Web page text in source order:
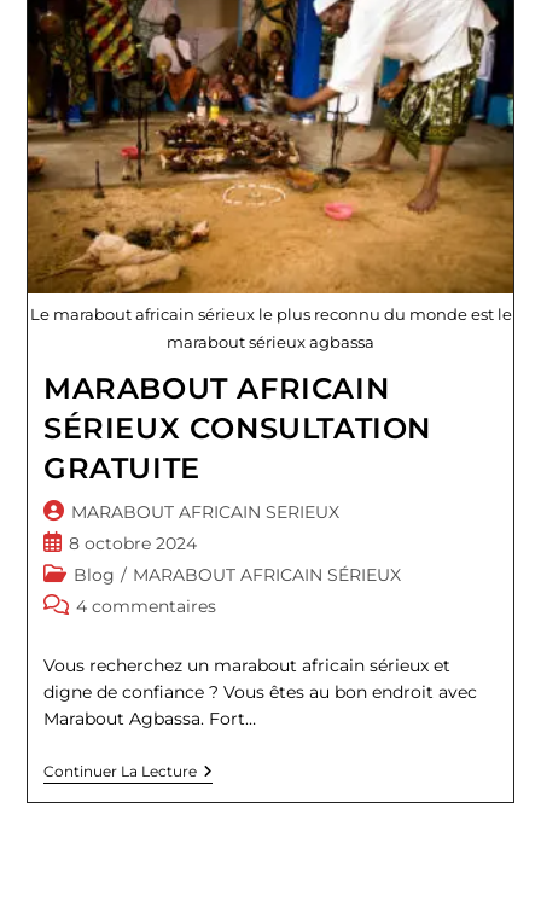
Le marabout africain sérieux le plus reconnu du monde est le
marabout sérieux agbassa
MARABOUT AFRICAIN
SÉRIEUX CONSULTATION
GRATUITE
Auteur/autrice
de
la
publication :
MARABOUT AFRICAIN SERIEUX
Publication
publiée :
8 octobre 2024
Post
category:
Blog / MARABOUT AFRICAIN SÉRIEUX
Commentaires
la
publication :
4 commentaires
Vous recherchez un marabout africain sérieux et
digne de confiance ? Vous êtes au bon endroit avec
Marabout Agbassa. Fort…
Continuer La LectureMARABOUT
AFRICAIN
SÉRIEUX